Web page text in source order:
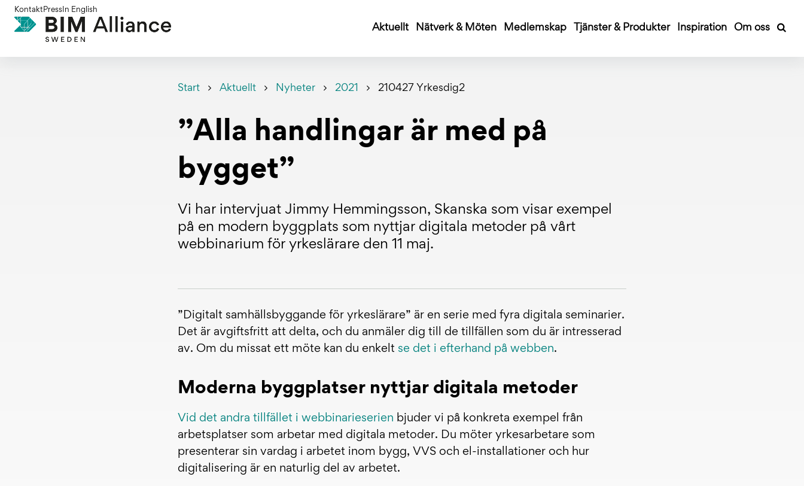
innehållet
Kontakt Press In English
Aktuellt Nätverk & Möten Medlemskap Tjänster & Produkter Inspiration Om oss
Start Aktuellt Nyheter 2021 210427 Yrkesdig2
”Alla handlingar är med på
bygget”
Vi har intervjuat Jimmy Hemmingsson, Skanska som visar exempel
på en modern byggplats som nyttjar digitala metoder på vårt
webbinarium för yrkeslärare den 11 maj.
”Digitalt samhällsbyggande för yrkeslärare” är en serie med fyra digitala seminarier.
Det är avgiftsfritt att delta, och du anmäler dig till de tillfällen som du är intresserad
av. Om du missat ett möte kan du enkelt se det i efterhand på webben.
Moderna byggplatser nyttjar digitala metoder
Vid det andra tillfället i webbinarieserien bjuder vi på konkreta exempel från
arbetsplatser som arbetar med digitala metoder. Du möter yrkesarbetare som
presenterar sin vardag i arbetet inom bygg, VVS och el-installationer och hur
digitalisering är en naturlig del av arbetet.